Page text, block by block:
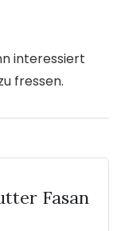
interessiert
fressen.
Fasan